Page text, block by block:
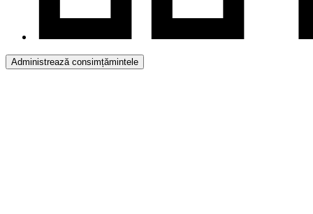
Administrează consimțămintele